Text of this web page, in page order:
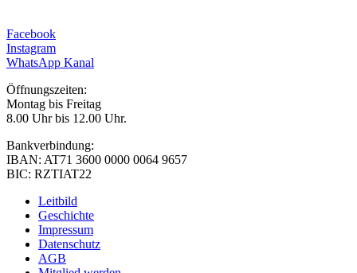
Facebook
Instagram
WhatsApp Kanal
Öffnungszeiten:
Montag bis Freitag
8.00 Uhr bis 12.00 Uhr.
Bankverbindung:
IBAN: AT71 3600 0000 0064 9657
BIC: RZTIAT22
Leitbild
Geschichte
Impressum
Datenschutz
AGB